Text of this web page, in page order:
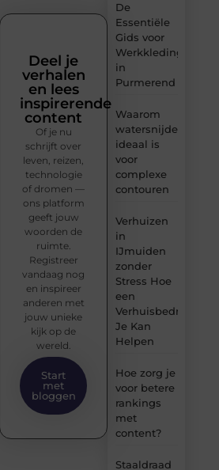
De
Essentiële
Gids voor
Werkkleding
in
Purmerend
Waarom
watersnijden
ideaal is
voor
complexe
contouren
Verhuizen
in
IJmuiden
zonder
Stress Hoe
een
Verhuisbedrijf
Je Kan
Helpen
Hoe zorg je
voor betere
rankings
met
content?
Staaldraad
Deel je
verhalen
en lees
inspirerende
content
Of je nu
schrijft over
leven, reizen,
technologie
of dromen —
ons platform
geeft jouw
woorden de
ruimte.
Registreer
vandaag nog
en inspireer
anderen met
jouw unieke
kijk op de
wereld.
Start
met
bloggen